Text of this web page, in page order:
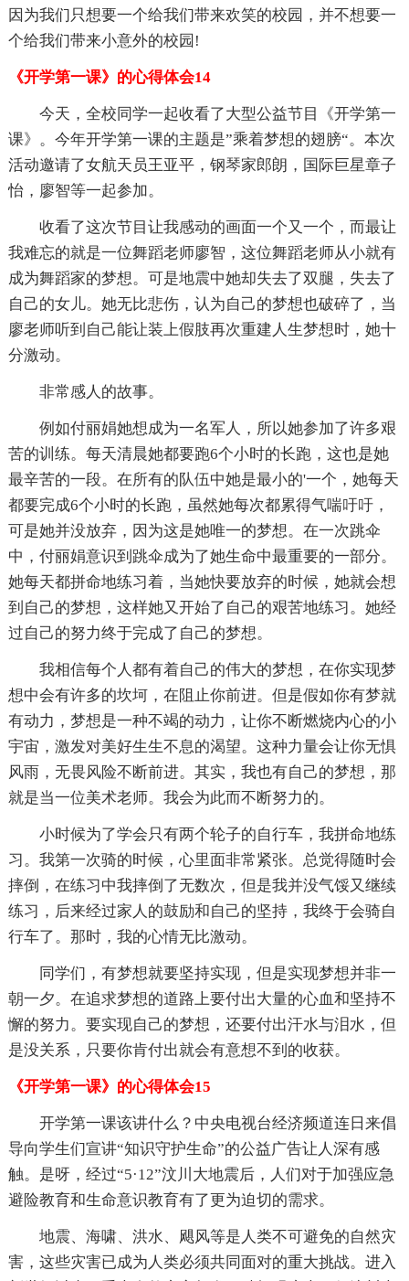
因为我们只想要一个给我们带来欢笑的校园，并不想要一
个给我们带来小意外的校园!
《开学第一课》的心得体会14
今天，全校同学一起收看了大型公益节目《开学第一
课》。今年开学第一课的主题是”乘着梦想的翅膀“。本次
活动邀请了女航天员王亚平，钢琴家郎朗，国际巨星章子
怡，廖智等一起参加。
收看了这次节目让我感动的画面一个又一个，而最让
我难忘的就是一位舞蹈老师廖智，这位舞蹈老师从小就有
成为舞蹈家的梦想。可是地震中她却失去了双腿，失去了
自己的女儿。她无比悲伤，认为自己的梦想也破碎了，当
廖老师听到自己能让装上假肢再次重建人生梦想时，她十
分激动。
非常感人的故事。
例如付丽娟她想成为一名军人，所以她参加了许多艰
苦的训练。每天清晨她都要跑6个小时的长跑，这也是她
最辛苦的一段。在所有的队伍中她是最小的'一个，她每天
都要完成6个小时的长跑，虽然她每次都累得气喘吁吁，
可是她并没放弃，因为这是她唯一的梦想。在一次跳伞
中，付丽娟意识到跳伞成为了她生命中最重要的一部分。
她每天都拼命地练习着，当她快要放弃的时候，她就会想
到自己的梦想，这样她又开始了自己的艰苦地练习。她经
过自己的努力终于完成了自己的梦想。
我相信每个人都有着自己的伟大的梦想，在你实现梦
想中会有许多的坎坷，在阻止你前进。但是假如你有梦就
有动力，梦想是一种不竭的动力，让你不断燃烧内心的小
宇宙，激发对美好生生不息的渴望。这种力量会让你无惧
风雨，无畏风险不断前进。其实，我也有自己的梦想，那
就是当一位美术老师。我会为此而不断努力的。
小时候为了学会只有两个轮子的自行车，我拼命地练
习。我第一次骑的时候，心里面非常紧张。总觉得随时会
摔倒，在练习中我摔倒了无数次，但是我并没气馁又继续
练习，后来经过家人的鼓励和自己的坚持，我终于会骑自
行车了。那时，我的心情无比激动。
同学们，有梦想就要坚持实现，但是实现梦想并非一
朝一夕。在追求梦想的道路上要付出大量的心血和坚持不
懈的努力。要实现自己的梦想，还要付出汗水与泪水，但
是没关系，只要你肯付出就会有意想不到的收获。
《开学第一课》的心得体会15
开学第一课该讲什么？中央电视台经济频道连日来倡
导向学生们宣讲“知识守护生命”的公益广告让人深有感
触。是呀，经过“5·12”汶川大地震后，人们对于加强应急
避险教育和生命意识教育有了更为迫切的需求。
地震、海啸、洪水、飓风等是人类不可避免的自然灾
害，这些灾害已成为人类必须共同面对的重大挑战。进入